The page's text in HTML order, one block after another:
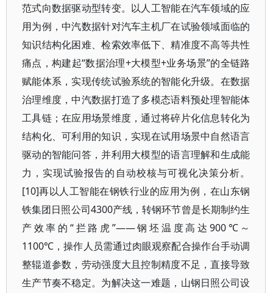
范式向数据驱动型转变。以人工智能在汽车领域的应
用为例，中汽数据针对汽车主机厂在试验领域面临的
知识结构化困难、检索效率低下、精准度不高等共性
痛点，构建起“数据治理+大模型+业务场景”的全链路
赋能体系，实现传统试验系统的智能化升级。在数据
治理维度，中汽数据打造了多模态语料预处理智能体
工具链；在应用场景维度，通过将碎片化信息转化为
结构化、可利用的知识，实现在试用场景中自然语言
驱动的智能问答，并利用大模型的语言理解和生成能
力，实现试验报告的自动校核与可视化决策分析。
[10]再以人工智能在钢铁行业的应用为例，在山东钢
铁集团日照公司4300产线，转钢环节曾是长期制约生
产效率的“拦路虎”——钢坯温度高达900℃～
1100℃，操作人员需通过肉眼观察配合操作台手动调
整辊道参数，劳动强度大且控制精度不足，直接导致
生产节奏不稳定。为解决这一难题，山钢日照公司设